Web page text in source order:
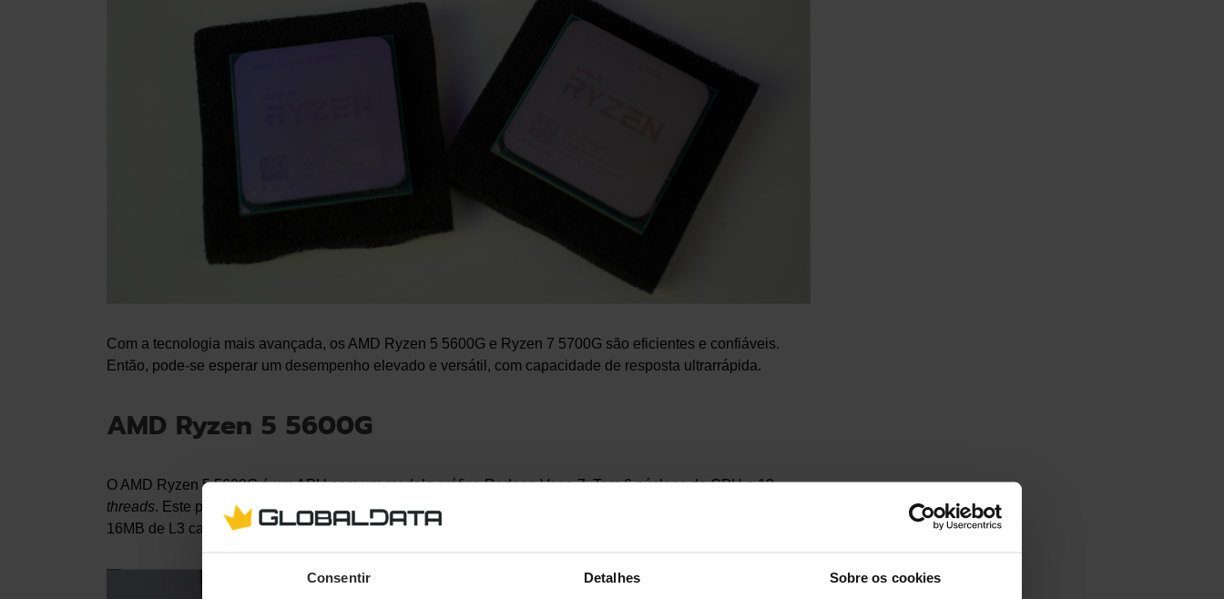
Consentir Detalhes Sobre os cookies
Com a tecnologia mais avançada, os AMD Ryzen 5 5600G e Ryzen 7 5700G são eficientes e confiáveis.
Então, pode-se esperar um desempenho elevado e versátil, com capacidade de resposta ultrarrápida.
AMD Ryzen 5 5600G
O AMD Ryzen 5 5600G é um APU com um modelo gráfico Radeon Vega 7. Tem 6 núcleos de CPU e 12
threads. Este processador tem ainda um clock básico de 3.9GHz, um
16MB de L3 cache. Quanto ao GPU, tem 7 núcleos e uma frequência gráfica de 1900MHz. O TDP é de 65W.